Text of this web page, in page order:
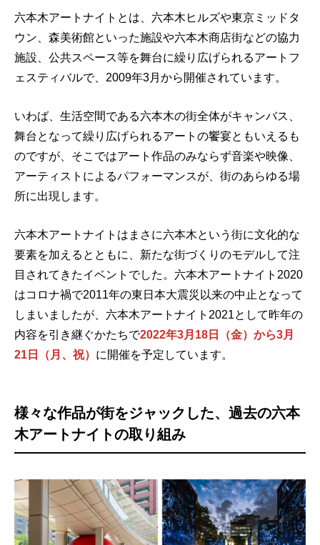
六本木アートナイトとは、六本木ヒルズや東京ミッドタ
ウン、森美術館といった施設や六本木商店街などの協力
施設、公共スペース等を舞台に繰り広げられるアートフ
ェスティバルで、2009年3月から開催されています。
いわば、生活空間である六本木の街全体がキャンバス、
舞台となって繰り広げられるアートの饗宴ともいえるも
のですが、そこではアート作品のみならず音楽や映像、
アーティストによるパフォーマンスが、街のあらゆる場
所に出現します。
六本木アートナイトはまさに六本木という街に文化的な
要素を加えるとともに、新たな街づくりのモデルして注
目されてきたイベントでした。六本木アートナイト2020
はコロナ禍で2011年の東日本大震災以来の中止となって
しまいましたが、六本木アートナイト2021として昨年の
内容を引き継ぐかたちで2022年3月18日（金）から3月
21日（月、祝） に開催を予定しています。
様々な作品が街をジャックした、過去の六本
木アートナイトの取り組み